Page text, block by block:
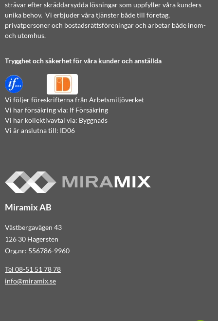
strävar efter skräddarsydda lösningar som uppfyller våra kunders
unika behov. Vi erbjuder våra tjänster både till företag,
privatpersoner och bostadsrättsföreningar och arbetar både inom-
och utomhus.
Trygghet och säkerhet för våra kunder och anställda
Vi följer föreskrifterna från Arbetsmiljöverket
Vi har försäkring via: If Försäkring
Vi har kollektivavtal via: Byggnads
Vi är anslutna till: ID06
Miramix AB
Västbergavägen 43
126 30 Hägersten
Org.nr: 556786-9960
Tel 08-51 51 78 78
info@miramix.se